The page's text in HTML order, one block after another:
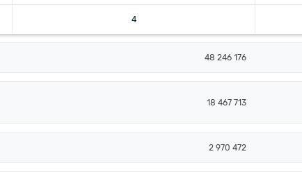
4
48 246 176
18 467 713
2 970 472